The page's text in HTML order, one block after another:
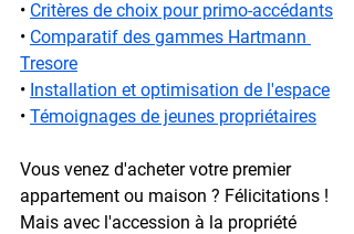
• Critères de choix pour primo-accédants
• Comparatif des gammes Hartmann
Tresore
• Installation et optimisation de l'espace
• Témoignages de jeunes propriétaires
Vous venez d'acheter votre premier
appartement ou maison ? Félicitations !
Mais avec l'accession à la propriété